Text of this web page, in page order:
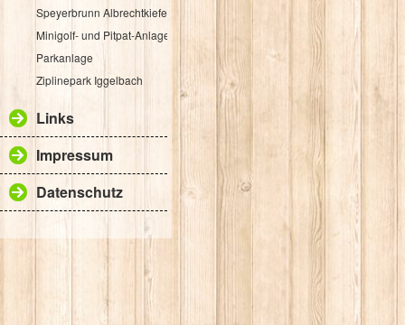
Speyerbrunn Albrechtkiefer
Minigolf- und Pitpat-Anlage
Parkanlage
Ziplinepark Iggelbach
Links
Impressum
Datenschutz